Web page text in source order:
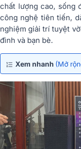
chất lượng cao, sống
công nghệ tiên tiến,
nghiệm giải trí tuyệt
đình và bạn bè.
Xem nhanh (Mở